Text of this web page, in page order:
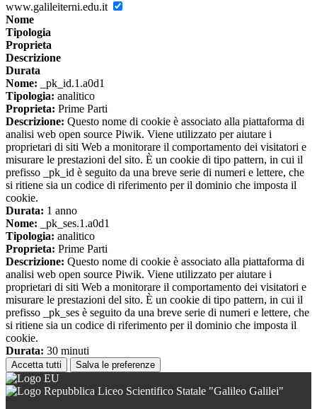
www.galileiterni.edu.it
Nome
Tipologia
Proprieta
Descrizione
Durata
Nome: _pk_id.1.a0d1
Tipologia: analitico
Proprieta: Prime Parti
Descrizione: Questo nome di cookie è associato alla piattaforma di
analisi web open source Piwik. Viene utilizzato per aiutare i
proprietari di siti Web a monitorare il comportamento dei visitatori e
misurare le prestazioni del sito. È un cookie di tipo pattern, in cui il
prefisso _pk_id è seguito da una breve serie di numeri e lettere, che
si ritiene sia un codice di riferimento per il dominio che imposta il
cookie.
Durata: 1 anno
Nome: _pk_ses.1.a0d1
Tipologia: analitico
Proprieta: Prime Parti
Descrizione: Questo nome di cookie è associato alla piattaforma di
analisi web open source Piwik. Viene utilizzato per aiutare i
proprietari di siti Web a monitorare il comportamento dei visitatori e
misurare le prestazioni del sito. È un cookie di tipo pattern, in cui il
prefisso _pk_ses è seguito da una breve serie di numeri e lettere, che
si ritiene sia un codice di riferimento per il dominio che imposta il
cookie.
Durata: 30 minuti
Accetta tutti Salva le preferenze
Liceo Scientifico Statale "Galileo Galilei"